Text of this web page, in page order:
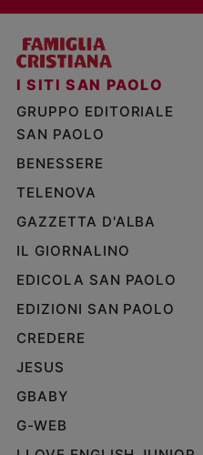
I SITI SAN PAOLO
GRUPPO EDITORIALE
SAN PAOLO
BENESSERE
TELENOVA
GAZZETTA D'ALBA
IL GIORNALINO
EDICOLA SAN PAOLO
EDIZIONI SAN PAOLO
CREDERE
JESUS
GBABY
G-WEB